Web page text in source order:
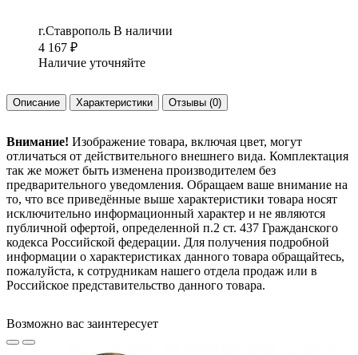
г.Ставрополь В наличии
4 167 ₽
Наличие уточняйте
Описание Характеристики Отзывы (0)
Внимание! Изображение товара, включая цвет, могут
отличаться от действительного внешнего вида. Комплектация
так же может быть изменена производителем без
предварительного уведомления. Обращаем ваше внимание на
то, что все приведённые выше характеристики товара носят
исключительно информационный характер и не являются
публичной офертой, определенной п.2 ст. 437 Гражданского
кодекса Российской федерации. Для получения подробной
информации о характеристиках данного товара обращайтесь,
пожалуйста, к сотрудникам нашего отдела продаж или в
Российское представительство данного товара.
Возможно вас заинтересует